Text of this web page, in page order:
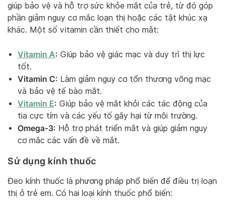
giúp bảo vệ và hỗ trợ sức khỏe mắt của trẻ, từ đó góp
phần giảm nguy cơ mắc loạn thị hoặc các tật khúc xạ
khác. Một số vitamin cần thiết cho mắt:
Vitamin A: Giúp bảo vệ giác mạc và duy trì thị lực
tốt.
Vitamin C: Làm giảm nguy cơ tổn thương võng mạc
và bảo vệ tế bào mắt.
Vitamin E: Giúp bảo vệ mắt khỏi các tác động của
tia cực tím và các yếu tố gây hại từ môi trường.
Omega-3: Hỗ trợ phát triển mắt và giúp giảm nguy
cơ mắc các vấn đề về mắt.
Sử dụng kính thuốc
Đeo kính thuốc là phương pháp phổ biến để điều trị loạn
thị ở trẻ em. Có hai loại kính thuốc phổ biến: